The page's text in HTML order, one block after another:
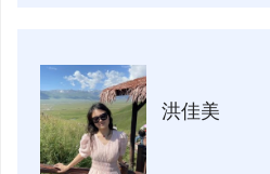
洪佳美